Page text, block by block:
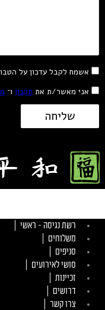
אשמח לקבל עדכון על
אני מאשר/ת את תקנון ו־
שליחה
רשת נגיסה – ראשי
משלוחים
סניפים
סושי לאירועים
זכיינות
דרושים
צרו קשר